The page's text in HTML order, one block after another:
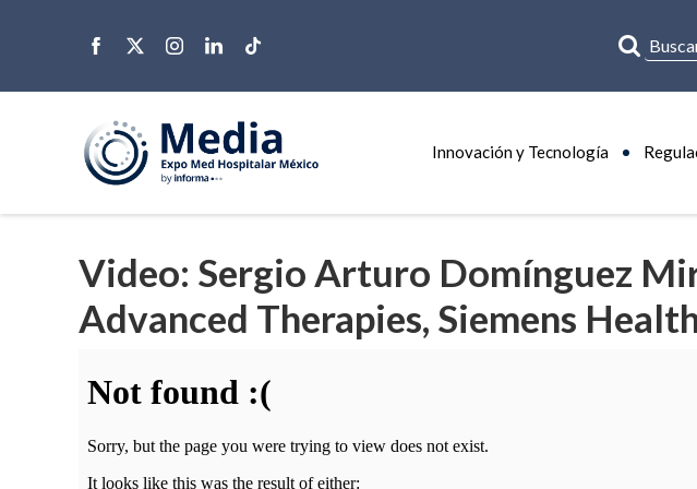
Innovación y Tecnología
Video: Sergio Arturo Domínguez
Advanced Therapies, Siemens